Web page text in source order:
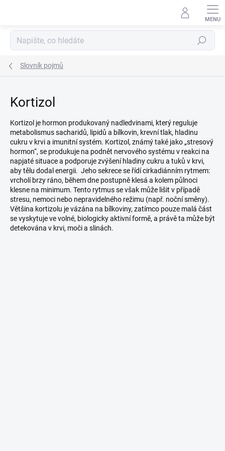
Hledat
Slovník pojmů
Kortizol
Kortizol je hormon produkovaný nadledvinami, který reguluje
metabolismus sacharidů, lipidů a bílkovin, krevní tlak, hladinu
cukru v krvi a imunitní systém. Kortizol, známý také jako „stresový
hormon“, se produkuje na podnět nervového systému v reakci na
napjaté situace a podporuje zvýšení hladiny cukru a tuků v krvi,
aby tělu dodal energii. Jeho sekrece se řídí cirkadiánním rytmem:
vrcholí brzy ráno, během dne postupně klesá a kolem půlnoci
klesne na minimum. Tento rytmus se však může lišit v případě
stresu, nemoci nebo nepravidelného režimu (např. noční směny).
Většina kortizolu je vázána na bílkoviny, zatímco pouze malá část
se vyskytuje ve volné, biologicky aktivní formě, a právě ta může být
detekována v krvi, moči a slinách.